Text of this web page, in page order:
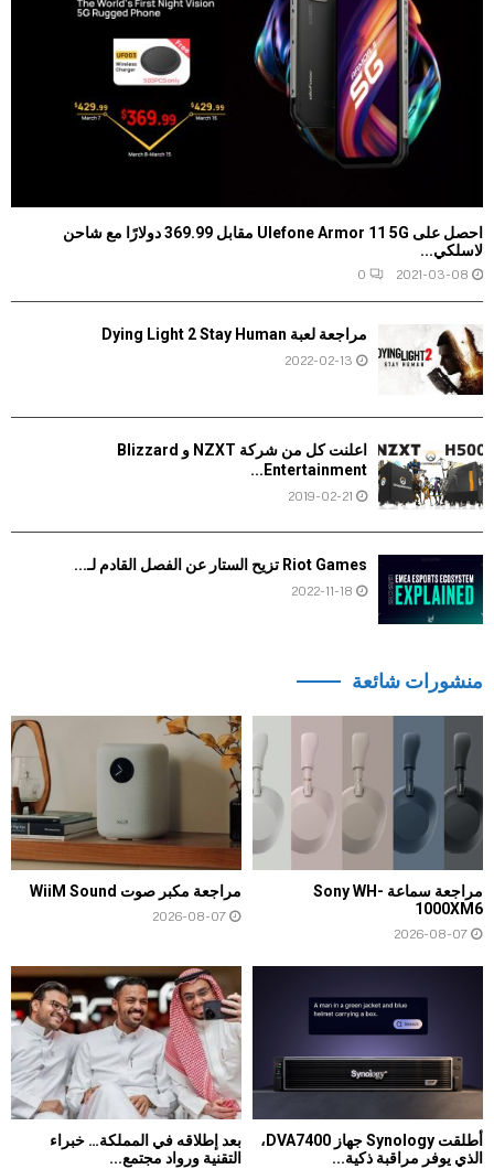
احصل على Ulefone Armor 11 5G مقابل 369.99 دولارًا مع شاحن
لاسلكي...
2021-03-08
0
مراجعة لعبة Dying Light 2 Stay Human
2022-02-13
اعلنت كل من شركة NZXT و Blizzard
Entertainment...
2019-02-21
Riot Games تزيح الستار عن الفصل القادم لـ...
2022-11-18
منشورات شائعة
مراجعة سماعة Sony WH-
1000XM6
2026-08-07
مراجعة مكبر صوت WiiM Sound
2026-08-07
أطلقت Synology جهاز DVA7400،
الذي يوفر مراقبة ذكية...
بعد إطلاقه في المملكة… خبراء
التقنية ورواد مجتمع...